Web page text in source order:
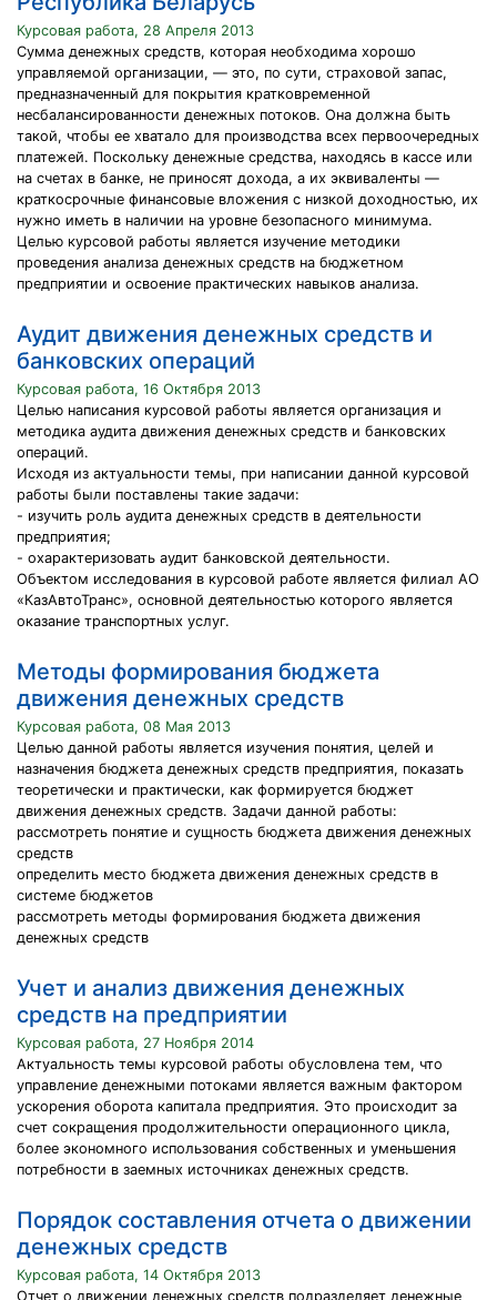
Курсовая работа, 28 Апреля 2013
Сумма денежных средств, которая необходима хорошо
управляемой организации, — это, по сути, страховой запас,
предназначенный для покрытия кратковременной
несбалансированности денежных потоков. Она должна быть
такой, чтобы ее хватало для производства всех первоочередных
платежей. Поскольку денежные средства, находясь в кассе или
на счетах в банке, не приносят дохода, а их эквиваленты —
краткосрочные финансовые вложения с низкой доходностью, их
нужно иметь в наличии на уровне безопасного минимума.
Целью курсовой работы является изучение методики
проведения анализа денежных средств на бюджетном
предприятии и освоение практических навыков анализа.
Аудит движения денежных средств и
банковских операций
Курсовая работа, 16 Октября 2013
Целью написания курсовой работы является организация и
методика аудита движения денежных средств и банковских
операций.
Исходя из актуальности темы, при написании данной курсовой
работы были поставлены такие задачи:
- изучить роль аудита денежных средств в деятельности
предприятия;
- охарактеризовать аудит банковской деятельности.
Объектом исследования в курсовой работе является филиал АО
«КазАвтоТранс», основной деятельностью которого является
оказание транспортных услуг.
Методы формирования бюджета
движения денежных средств
Курсовая работа, 08 Мая 2013
Целью данной работы является изучения понятия, целей и
назначения бюджета денежных средств предприятия, показать
теоретически и практически, как формируется бюджет
движения денежных средств. Задачи данной работы:
рассмотреть понятие и сущность бюджета движения денежных
средств
определить место бюджета движения денежных средств в
системе бюджетов
рассмотреть методы формирования бюджета движения
денежных средств
Учет и анализ движения денежных
средств на предприятии
Курсовая работа, 27 Ноября 2014
Актуальность темы курсовой работы обусловлена тем, что
управление денежными потоками является важным фактором
ускорения оборота капитала предприятия. Это происходит за
счет сокращения продолжительности операционного цикла,
более экономного использования собственных и уменьшения
потребности в заемных источниках денежных средств.
Порядок составления отчета о движении
денежных средств
Курсовая работа, 14 Октября 2013
Отчет о движении денежных средств подразделяет денежные